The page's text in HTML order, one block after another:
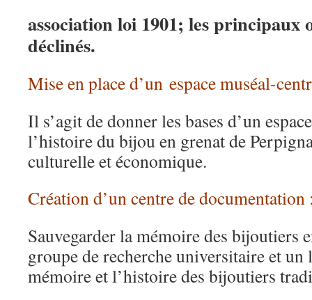
association loi 1901; les principaux
déclinés.
Mise en place d’un espace muséal-
Il s’agit de donner les bases d’un
l’histoire du bijou en grenat de
culturelle et économique.
Création d’un centre de documentation
Sauvegarder la mémoire des bijoutiers
groupe de recherche universitaire et
mémoire et l’histoire des bijoutiers